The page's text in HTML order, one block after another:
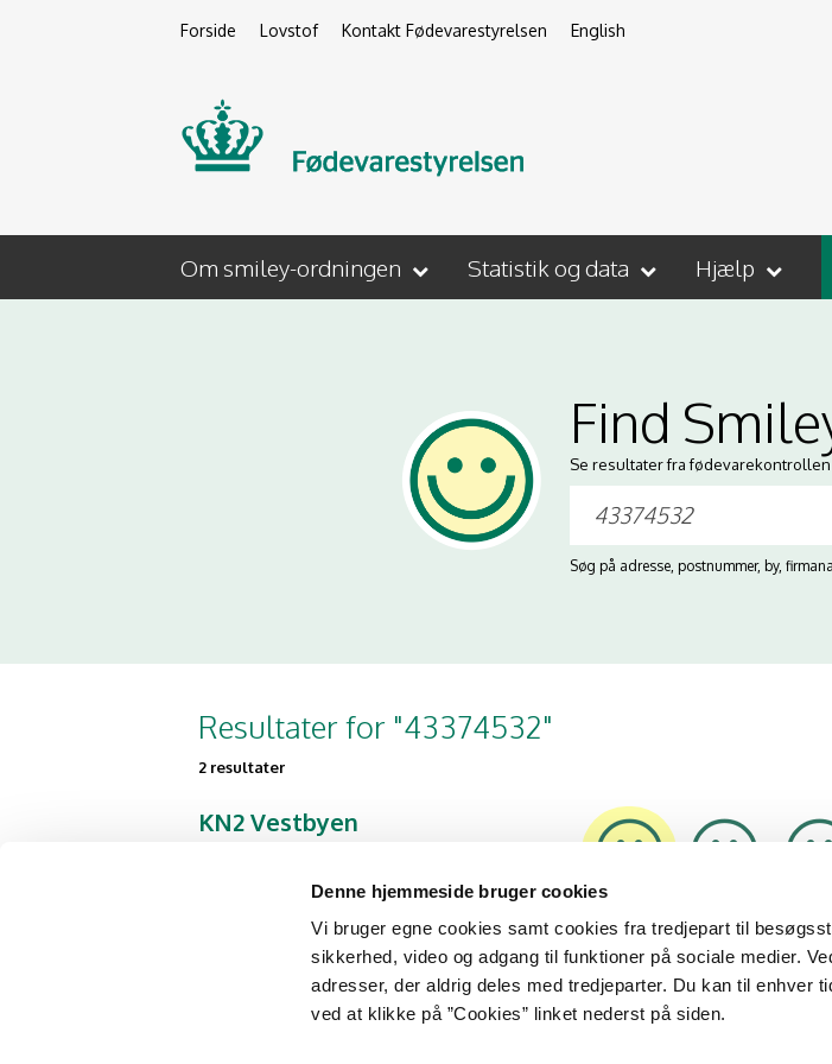
Denne hjemmeside bruger cookies
Vi bruger egne cookies samt cookies fra tredjepart til
sikkerhed, video og adgang til funktioner på sociale medier.
adresser, der aldrig deles med tredjeparter. Du kan til
ved at klikke på ”Cookies” linket nederst på siden.
Forside Lovstof Kontakt Fødevarestyrelsen English
Om smiley-ordningen Statistik og data Hjælp
Find
Se resultater fra
Søg på adresse, postnummer, by,
Resultater for "43374532"
2 resultater
KN2 Vestbyen
16/01/25
KN2 Pizza&Grill